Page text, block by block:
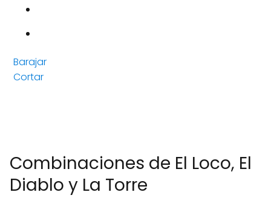
Barajar
Cortar
Combinaciones de El Loco, El
Diablo y La Torre